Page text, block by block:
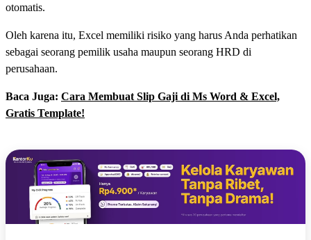
otomatis.
Oleh karena itu, Excel memiliki risiko yang harus Anda perhatikan
sebagai seorang pemilik usaha maupun seorang HRD di
perusahaan.
Baca Juga: Cara Membuat Slip Gaji di Ms Word & Excel,
Gratis Template!